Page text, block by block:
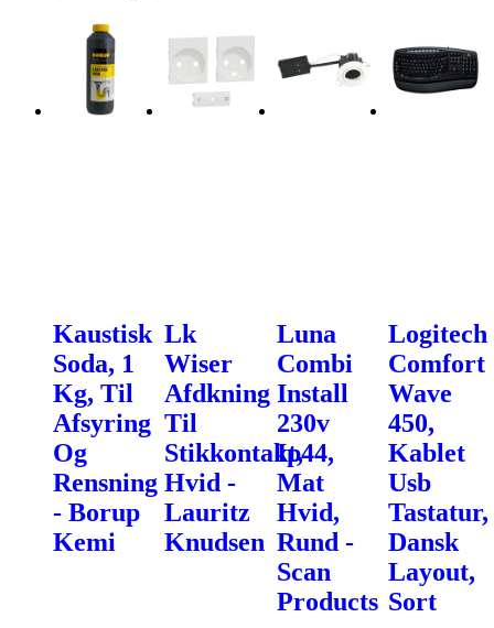
Kaustisk
Soda, 1
Kg, Til
Afsyring
Og
Rensning
- Borup
Kemi
Lk
Wiser
Afdkning
Til
Stikkontakt,
Hvid -
Lauritz
Knudsen
Luna
Combi
Install
230v
Ip44,
Mat
Hvid,
Rund -
Scan
Products
Logitech
Comfort
Wave
450,
Kablet
Usb
Tastatur,
Dansk
Layout,
Sort